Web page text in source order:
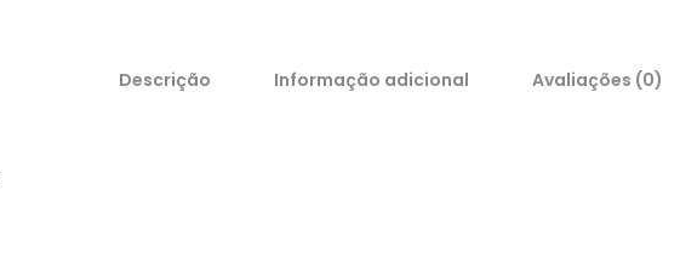
Descrição Informação adicional Avaliações (0)